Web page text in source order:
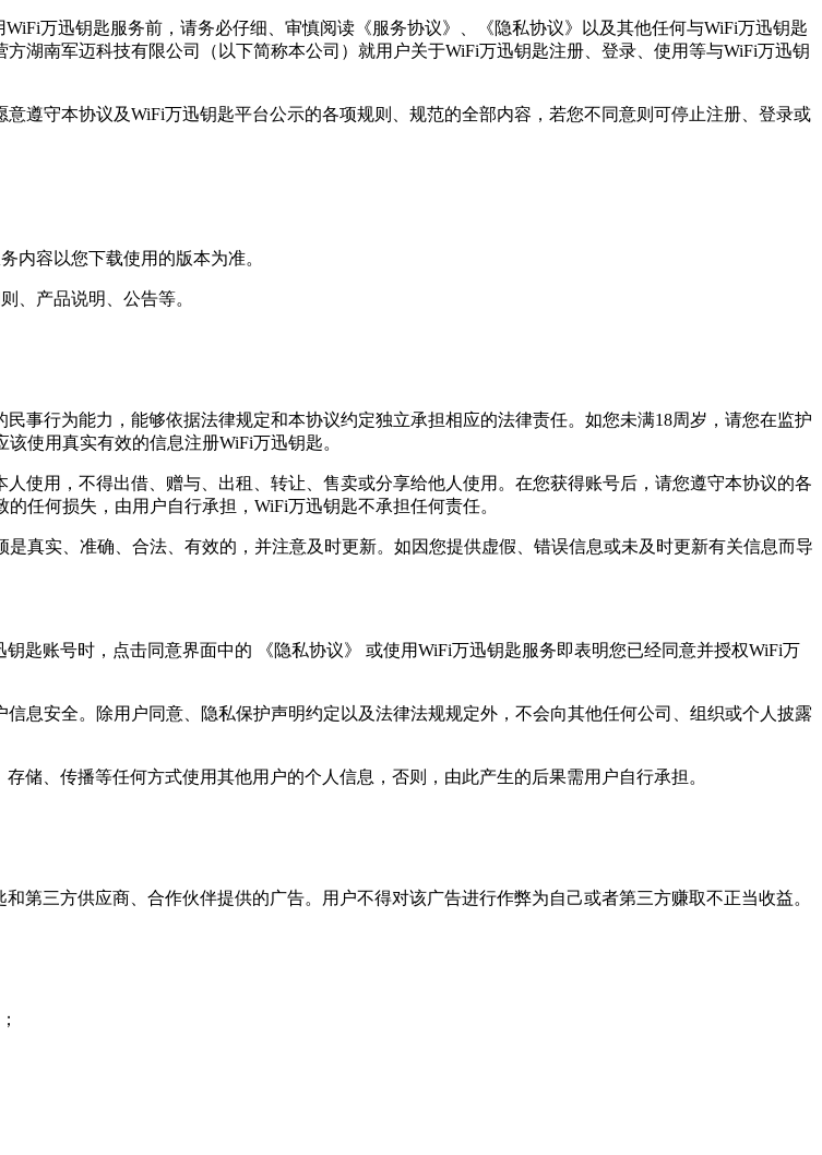
万迅钥匙服务前，请务必仔细、审慎阅读《服务协议》、《隐私协议》以及其他任何与WiFi万迅钥匙
湖南军迈科技有限公司（以下简称本公司）就用户关于WiFi万迅钥匙注册、登录、使用等与WiFi万迅钥
遵守本协议及WiFi万迅钥匙平台公示的各项规则、规范的全部内容，若您不同意则可停止注册、登录或
内容以您下载使用的版本为准。
、产品说明、公告等。
事行为能力，能够依据法律规定和本协议约定独立承担相应的法律责任。如您未满18周岁，请您在监护
使用真实有效的信息注册WiFi万迅钥匙。
使用，不得出借、赠与、出租、转让、售卖或分享给他人使用。在您获得账号后，请您遵守本协议的各
任何损失，由用户自行承担，WiFi万迅钥匙不承担任何责任。
真实、准确、合法、有效的，并注意及时更新。如因您提供虚假、错误信息或未及时更新有关信息而导
匙账号时，点击同意界面中的 《隐私协议》 或使用WiFi万迅钥匙服务即表明您已经同意并授权WiFi万
息安全。除用户同意、隐私保护声明约定以及法律法规规定外，不会向其他任何公司、组织或个人披露
储、传播等任何方式使用其他用户的个人信息，否则，由此产生的后果需用户自行承担。
第三方供应商、合作伙伴提供的广告。用户不得对该广告进行作弊为自己或者第三方赚取不正当收益。